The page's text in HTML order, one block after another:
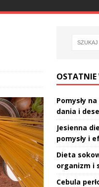
OSTATNIE
Pomysły
dania i
Jesienna
pomysły i
Dieta
organizm i
Cebula